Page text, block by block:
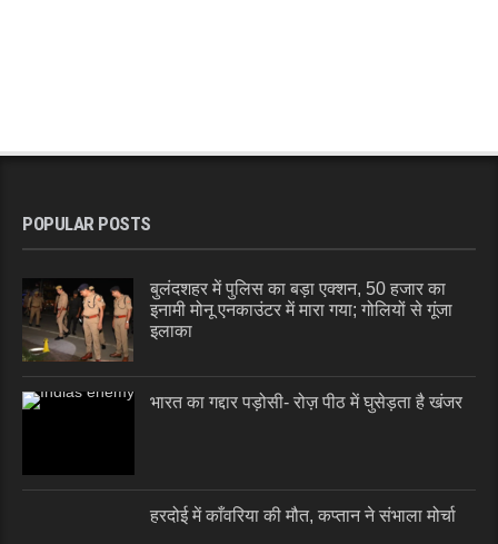
POPULAR POSTS
बुलंदशहर में पुलिस का बड़ा एक्शन, 50 हजार का
इनामी मोनू एनकाउंटर में मारा गया; गोलियों से गूंजा
इलाका
भारत का गद्दार पड़ोसी- रोज़ पीठ में घुसेड़ता है खंजर
हरदोई में काँवरिया की मौत, कप्तान ने संभाला मोर्चा